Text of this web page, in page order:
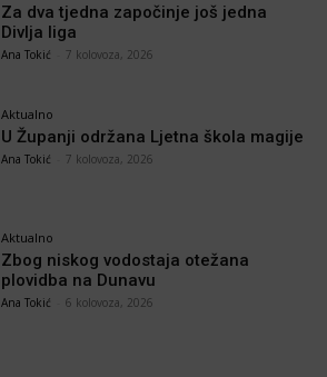
Za dva tjedna započinje još jedna
Divlja liga
Ana Tokić 7 kolovoza, 2026
Aktualno
U Županji održana Ljetna škola magije
Ana Tokić 7 kolovoza, 2026
Aktualno
Zbog niskog vodostaja otežana
plovidba na Dunavu
Ana Tokić 6 kolovoza, 2026